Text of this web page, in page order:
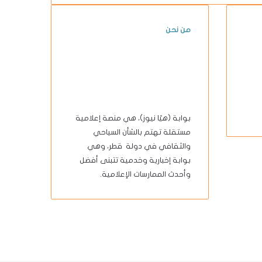
من نحن
بوابة (هيّا نيوز)، هي منصة إعلامية
مستقلة تهتم بالشأن السياحي
والثقافي في دولة قطر، وهي
بوابة إخبارية وخدمية تتبنى أفضل
وأحدث الممارسات الإعلامية.